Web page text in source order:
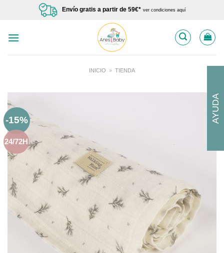
Envío gratis a partir de 59€* ver condiciones aquí
INICIO » TIENDA
-15%
24/72H
AYUDA